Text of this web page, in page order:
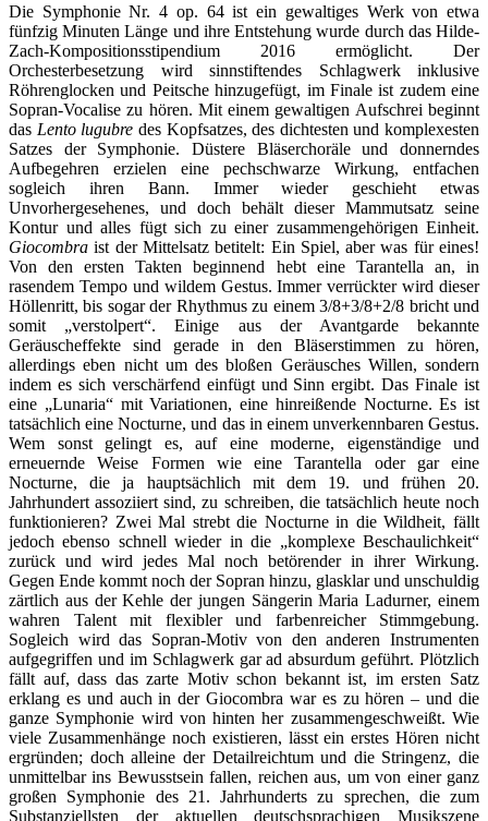
Die Symphonie Nr. 4 op. 64 ist ein gewaltiges Werk von etwa
fünfzig Minuten Länge und ihre Entstehung wurde durch das Hilde-
Zach-Kompositionsstipendium 2016 ermöglicht. Der
Orchesterbesetzung wird sinnstiftendes Schlagwerk inklusive
Röhrenglocken und Peitsche hinzugefügt, im Finale ist zudem eine
Sopran-Vocalise zu hören. Mit einem gewaltigen Aufschrei beginnt
das Lento lugubre des Kopfsatzes, des dichtesten und komplexesten
Satzes der Symphonie. Düstere Bläserchoräle und donnerndes
Aufbegehren erzielen eine pechschwarze Wirkung, entfachen
sogleich ihren Bann. Immer wieder geschieht etwas
Unvorhergesehenes, und doch behält dieser Mammutsatz seine
Kontur und alles fügt sich zu einer zusammengehörigen Einheit.
Giocombra ist der Mittelsatz betitelt: Ein Spiel, aber was für eines!
Von den ersten Takten beginnend hebt eine Tarantella an, in
rasendem Tempo und wildem Gestus. Immer verrückter wird dieser
Höllenritt, bis sogar der Rhythmus zu einem 3/8+3/8+2/8 bricht und
somit „verstolpert“. Einige aus der Avantgarde bekannte
Geräuscheffekte sind gerade in den Bläserstimmen zu hören,
allerdings eben nicht um des bloßen Geräusches Willen, sondern
indem es sich verschärfend einfügt und Sinn ergibt. Das Finale ist
eine „Lunaria“ mit Variationen, eine hinreißende Nocturne. Es ist
tatsächlich eine Nocturne, und das in einem unverkennbaren Gestus.
Wem sonst gelingt es, auf eine moderne, eigenständige und
erneuernde Weise Formen wie eine Tarantella oder gar eine
Nocturne, die ja hauptsächlich mit dem 19. und frühen 20.
Jahrhundert assoziiert sind, zu schreiben, die tatsächlich heute noch
funktionieren? Zwei Mal strebt die Nocturne in die Wildheit, fällt
jedoch ebenso schnell wieder in die „komplexe Beschaulichkeit“
zurück und wird jedes Mal noch betörender in ihrer Wirkung.
Gegen Ende kommt noch der Sopran hinzu, glasklar und unschuldig
zärtlich aus der Kehle der jungen Sängerin Maria Ladurner, einem
wahren Talent mit flexibler und farbenreicher Stimmgebung.
Sogleich wird das Sopran-Motiv von den anderen Instrumenten
aufgegriffen und im Schlagwerk gar ad absurdum geführt. Plötzlich
fällt auf, dass das zarte Motiv schon bekannt ist, im ersten Satz
erklang es und auch in der Giocombra war es zu hören – und die
ganze Symphonie wird von hinten her zusammengeschweißt. Wie
viele Zusammenhänge noch existieren, lässt ein erstes Hören nicht
ergründen; doch alleine der Detailreichtum und die Stringenz, die
unmittelbar ins Bewusstsein fallen, reichen aus, um von einer ganz
großen Symphonie des 21. Jahrhunderts zu sprechen, die zum
Substanziellsten der aktuellen deutschsprachigen Musikszene